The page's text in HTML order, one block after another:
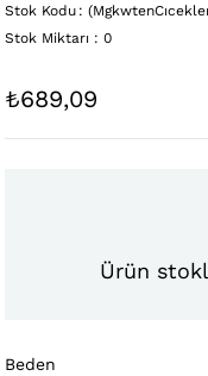
Stok Kodu
Stok Miktarı : 0
₺689,09
Ürün
Beden